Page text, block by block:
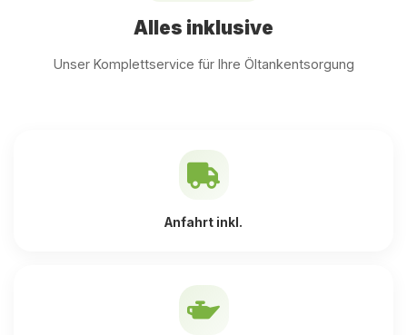
Alles inklusive
Unser Komplettservice für Ihre Öltankentsorgung
Anfahrt inkl.